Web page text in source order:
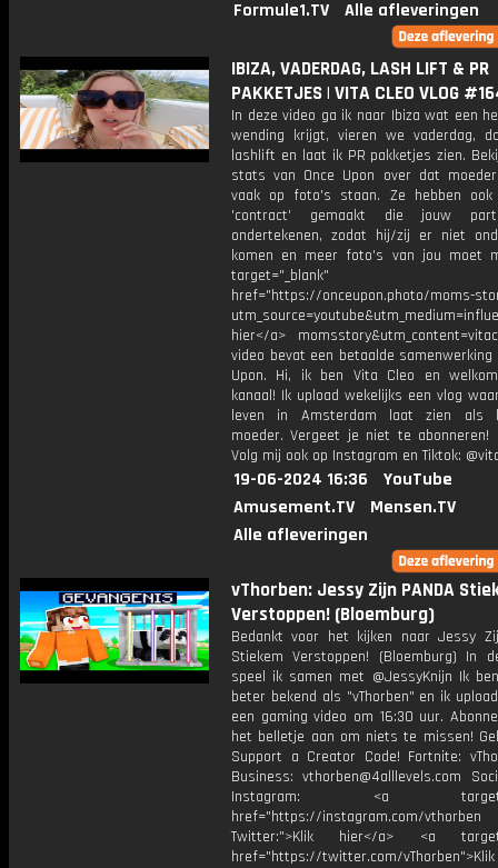
Formule1.TV Alle afleveringen
IBIZA, VADERDAG, LASH LIFT & PR
PAKKETJES | VITA CLEO VLOG
In deze video ga ik naar Ibiza wat een
wending krijgt, vieren we vaderdag,
lashlift en laat ik PR pakketjes zien.
stats van Once Upon over dat
vaak op foto's staan. Ze hebben ook
'contract' gemaakt die jouw
ondertekenen, zodat hij/zij er niet
komen en meer foto's van jou moet
target="_blank"
href="https://onceupon.photo/moms-
hier</a>
video bevat een betaalde samenwerking
Upon. Hi, ik ben Vita Cleo en
kanaal! Ik upload wekelijks een vlog
leven in Amsterdam laat zien als
moeder. Vergeet je niet te abonneren!
Volg mij ook op Instagram en Tiktok:
19-06-2024 16:36
YouTube
Amusement.TV
Mensen.TV
Alle afleveringen
vThorben: Jessy Zijn PANDA
Verstoppen! (Bloemburg)
Bedankt voor het kijken naar Jessy
Stiekem Verstoppen! (Bloemburg) In
speel ik samen met @JessyKnijn Ik
beter bekend als "vThorben" en ik
een gaming video om 16:30 uur.
het belletje aan om niets te missen!
Support a Creator Code! Fortnite:
Business: vthorben@4alllevels.com
Instagram: <a
href="https://instagram.com/vthorben
Twitter:">Klik hier</a> <a
href="https://twitter.com/